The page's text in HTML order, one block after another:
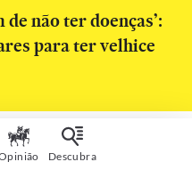
não ter doenças’:
para ter velhice
PUBLICIDADEDescubra